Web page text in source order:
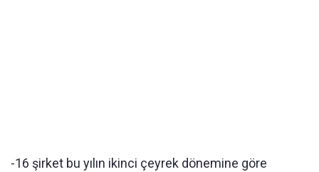
-16 şirket bu yılın ikinci çeyrek dönemine göre